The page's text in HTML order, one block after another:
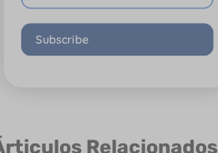
Subscribe
Relacionados